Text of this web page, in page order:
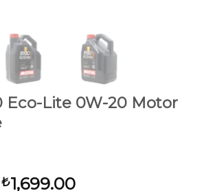
Eco-Lite 0W-20 Motor
Orijinal
₺1,699.00Şu